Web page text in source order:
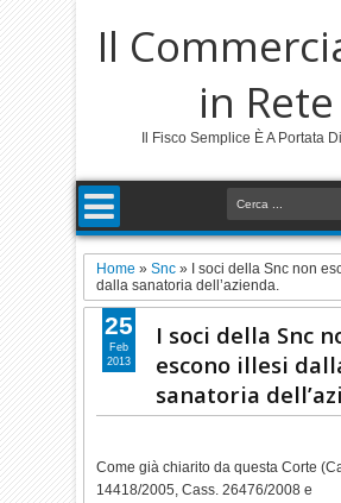
Il
in Rete
Il Fisco Semplice È A Portata
Home »Snc »
I soci della Snc non
dalla sanatoria dell’azienda.
I soci della Snc
escono illesi
sanatoria
Come già chiarito da questa Corte
14418/2005, Cass. 26476/2008 e
25
Feb
2013